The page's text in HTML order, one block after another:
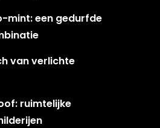
mint: een gedurfde
van verlichte
ruimtelijke